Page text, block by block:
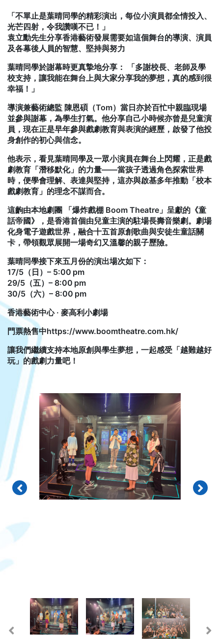
「不單止是葉晴同學的精彩演出，每位小演員都全情投入、
光芒四射，令我讚嘆不已！」
袁立勳先生分享香港藝術發展需要如這個舞台的導演、演員
及各幕後人員的智慧、堅持與努力
葉晴同學於謝幕時更真摯地分享： 「多謝校長、老師及學
校支持，讓我能在舞台上與大家分享我的夢想，真的感到很
幸福！」
導演兼藝術總監 陳恩碩（Tom）當日亦於百忙中親臨現場
並參與謝幕，為學生打氣。他分享自己小時候亦曾是兒童演
員，現在正是早年參與戲劇教育與表演的經歷，啟發了他投
身創作的初心與信念。
他表示，看見葉晴同學及一眾小演員在舞台上閃耀，正是戲
劇教育「潛移默化」的力量——當孩子透過角色探索世界
時，便學會理解、表達與堅持，這亦與啟基多年推動「校本
戲劇教育」的理念不謀而合。
這齣由本地劇團 「爆炸戲棚 Boom Theatre」呈獻的《童
話帝國》，是香港首個由兒童主演的駐場長壽音樂劇。劇場
化身電子遊戲世界，融合十五首原創歌曲與安徒生童話關
卡，帶領觀眾展開一場奇幻又溫馨的親子歷險。
葉晴同學接下來五月份的演出場次如下：
17/5（日）– 5:00 pm
29/5（五）– 8:00 pm
30/5（六）– 8:00 pm
香港藝術中心 · 麥高利小劇場
門票熱售中https://www.boomtheatre.com.hk/
讓我們繼續支持本地原創與學生夢想，一起感受「越難越好
玩」的戲劇力量吧！